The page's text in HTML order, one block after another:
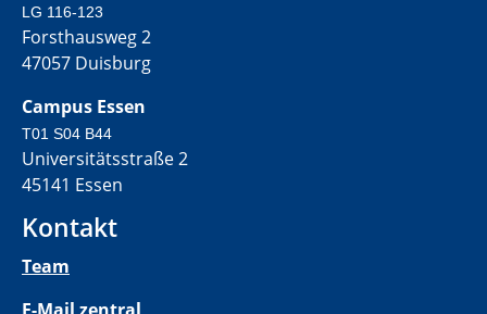
LG 116-123
Forsthausweg 2
47057 Duisburg
Campus Essen
T01 S04 B44
Universitätsstraße 2
45141 Essen
Kontakt
Team